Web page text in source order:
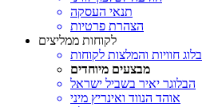
תנאי העסקה
הצהרת פרטיות
לקוחות ממליצים
בלוג חוויות והמלצות לקוחות
מבצעים מיוחדים
הבלוגר יאיר בשביל ישראל
אוהד הנווד ואינריץ מיני